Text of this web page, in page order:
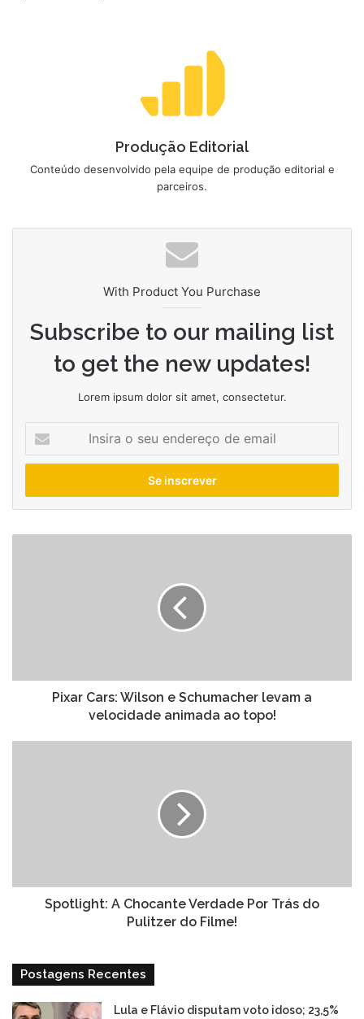
Produção Editorial
Conteúdo desenvolvido pela equipe de produção editorial e
parceiros.
With Product You Purchase
Subscribe to our mailing list
to get the new updates!
Lorem ipsum dolor sit amet, consectetur.
seu
de
email
animada
Pixar Cars: Wilson e Schumacher levam a
velocidade animada ao topo!
do
Spotlight: A Chocante Verdade Por Trás do
Pulitzer do Filme!
Postagens Recentes
Lula e Flávio disputam voto idoso; 23,5%